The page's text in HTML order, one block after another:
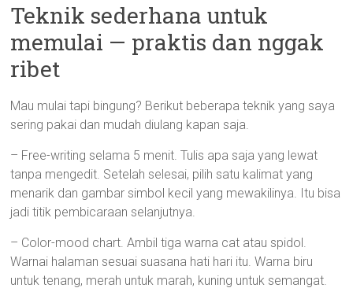
Teknik sederhana untuk
memulai — praktis dan nggak
ribet
Mau mulai tapi bingung? Berikut beberapa teknik yang saya
sering pakai dan mudah diulang kapan saja.
– Free-writing selama 5 menit. Tulis apa saja yang lewat
tanpa mengedit. Setelah selesai, pilih satu kalimat yang
menarik dan gambar simbol kecil yang mewakilinya. Itu bisa
jadi titik pembicaraan selanjutnya.
– Color-mood chart. Ambil tiga warna cat atau spidol.
Warnai halaman sesuai suasana hati hari itu. Warna biru
untuk tenang, merah untuk marah, kuning untuk semangat.